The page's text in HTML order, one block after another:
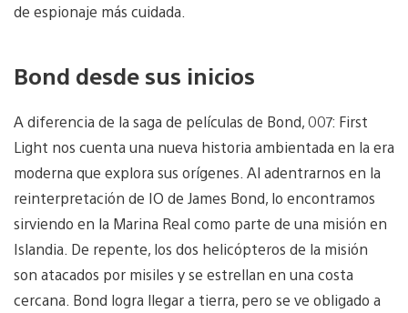
de espionaje más cuidada.
Bond desde sus inicios
A diferencia de la saga de películas de Bond, 007: First
Light nos cuenta una nueva historia ambientada en la era
moderna que explora sus orígenes. Al adentrarnos en la
reinterpretación de IO de James Bond, lo encontramos
sirviendo en la Marina Real como parte de una misión en
Islandia. De repente, los dos helicópteros de la misión
son atacados por misiles y se estrellan en una costa
cercana. Bond logra llegar a tierra, pero se ve obligado a